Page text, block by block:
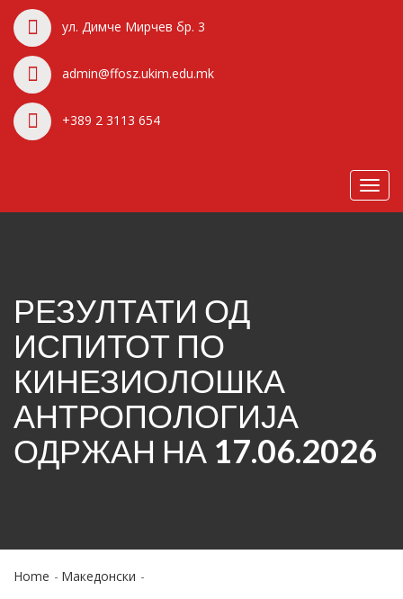
ул. Димче Мирчев бр. 3
admin@ffosz.ukim.edu.mk
+389 2 3113 654
РЕЗУЛТАТИ ОД
ИСПИТОТ ПО
КИНЕЗИОЛОШКА
АНТРОПОЛОГИЈА
ОДРЖАН НА 17.06.2026
Home
Македонски